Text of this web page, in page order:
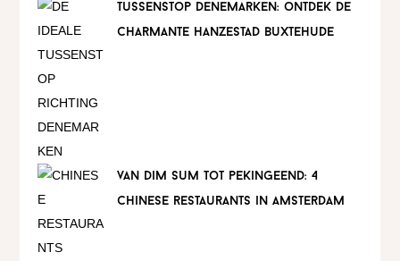
tussenstop denemarken: ontdek de
charmante hanzestad buxtehude
van dim sum tot pekingeend: 4
chinese restaurants in amsterdam